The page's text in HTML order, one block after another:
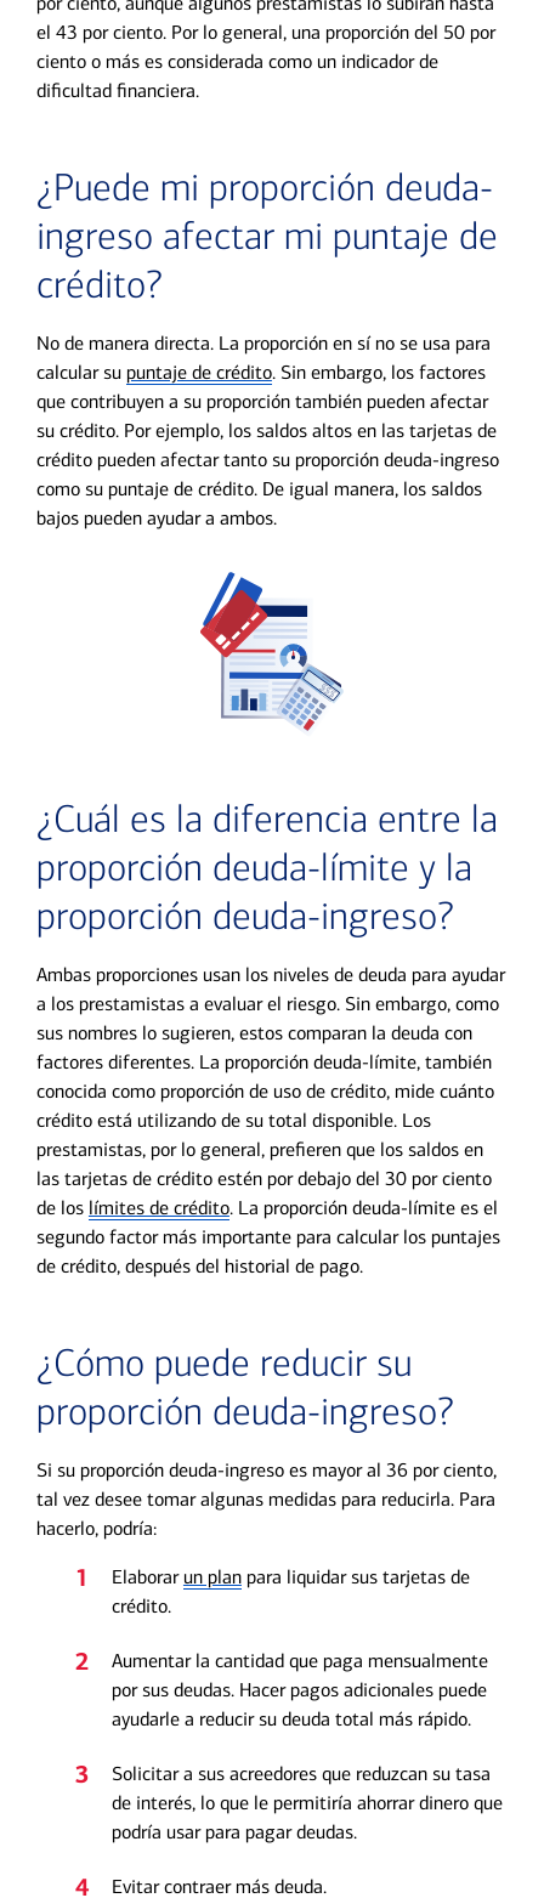
el 43 por ciento. Por lo general, una proporción del 50 por
ciento o más es considerada como un indicador de
dificultad financiera.
¿Puede mi proporción deuda-
ingreso afectar mi puntaje de
crédito?
No de manera directa. La proporción en sí no se usa para
calcular su puntaje de crédito. Sin embargo, los factores
que contribuyen a su proporción también pueden afectar
su crédito. Por ejemplo, los saldos altos en las tarjetas de
crédito pueden afectar tanto su proporción deuda-ingreso
como su puntaje de crédito. De igual manera, los saldos
bajos pueden ayudar a ambos.
¿Cuál es la diferencia entre la
proporción deuda-límite y la
proporción deuda-ingreso?
Ambas proporciones usan los niveles de deuda para ayudar
a los prestamistas a evaluar el riesgo. Sin embargo, como
sus nombres lo sugieren, estos comparan la deuda con
factores diferentes. La proporción deuda-límite, también
conocida como proporción de uso de crédito, mide cuánto
crédito está utilizando de su total disponible. Los
prestamistas, por lo general, prefieren que los saldos en
las tarjetas de crédito estén por debajo del 30 por ciento
de los límites de crédito. La proporción deuda-límite es el
segundo factor más importante para calcular los puntajes
de crédito, después del historial de pago.
¿Cómo puede reducir su
proporción deuda-ingreso?
Si su proporción deuda-ingreso es mayor al 36 por ciento,
tal vez desee tomar algunas medidas para reducirla. Para
hacerlo, podría:
1 Elaborar un planpara liquidar sus tarjetas de
crédito.
2
Aumentar la cantidad que paga mensualmente
por sus deudas. Hacer pagos adicionales puede
ayudarle a reducir su deuda total más rápido.
3
Solicitar a sus acreedores que reduzcan su tasa
de interés, lo que le permitiría ahorrar dinero que
podría usar para pagar deudas.
4 Evitar contraer más deuda.